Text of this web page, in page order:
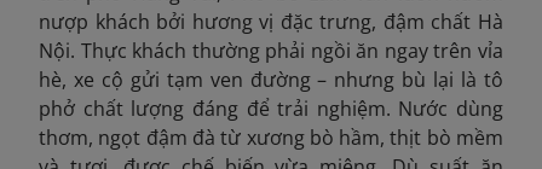
nượp khách bởi hương vị đặc trưng, đậm chất Hà
Nội. Thực khách thường phải ngồi ăn ngay trên vỉa
hè, xe cộ gửi tạm ven đường – nhưng bù lại là tô
phở chất lượng đáng để trải nghiệm. Nước dùng
thơm, ngọt đậm đà từ xương bò hầm, thịt bò mềm